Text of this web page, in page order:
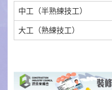
中工（半熟練技工）
大工（熟練技工）